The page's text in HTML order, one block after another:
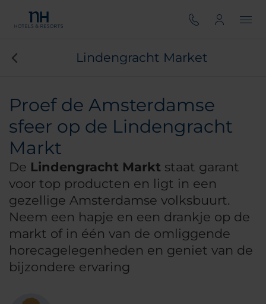
Lindengracht Market
Proef de Amsterdamse
sfeer op de Lindengracht
Markt
De Lindengracht Markt staat garant
voor top producten en ligt in een
gezellige Amsterdamse volksbuurt.
Neem een hapje en een drankje op de
markt of in één van de omliggende
horecagelegenheden en geniet van de
bijzondere ervaring